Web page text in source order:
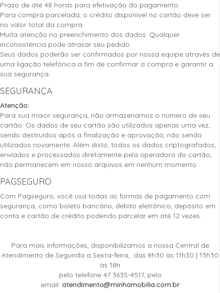
Prazo de até 48 horas para efetivação do pagamento.
Para compra parcelada, o crédito disponível no cartão deve ser
no valor total da compra.
Muita atenção no preenchimento dos dados. Qualquer
inconsistência pode atrasar seu pedido.
Seus dados poderão ser confirmados por nossa equipe através de
uma ligação telefônica a fim de confirmar a compra e garantir a
sua segurança.
SEGURANÇA
Atenção:
Para sua maior segurança, não armazenamos o número de seu
cartão. Os dados de seu cartão são utilizados apenas uma vez,
sendo destruídos após a finalização e aprovação, não sendo
utilizados novamente. Além disto, todos os dados criptografados,
enviados e processados diretamente pela operadora do cartão,
não permanecem em nosso arquivos em nenhum momento.
PAGSEGURO
Com Pagseguro, você usa todas as formas de pagamento com
segurança, como boleto bancário, débito eletrônico, depósito em
conta e cartão de crédito podendo parcelar em até 12 vezes.
Para mais informações, disponibilizamos a nossa Central de
Atendimento de Segunda a Sexta-feira, das 8h30 às 11h30 | 13h30
às 18h
pelo telefone 47 3635-4517, pelo
email: atendimento@minhamobilia.com.br